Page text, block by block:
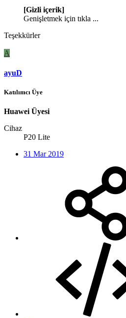
[Gizli içerik]
Genişletmek için tıkla ...
Teşekkürler
A
ayuD
Katılımcı Üye
Huawei Üyesi
Cihaz
P20 Lite
31 Mar 2019